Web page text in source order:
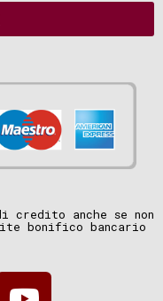
credito anche se non
bonifico bancario